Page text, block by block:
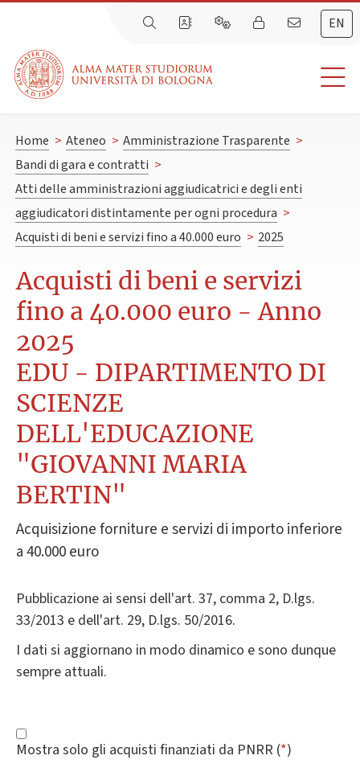
EN
Home > Ateneo > Amministrazione Trasparente >
Bandi di gara e contratti >
Atti delle amministrazioni aggiudicatrici e degli enti
aggiudicatori distintamente per ogni procedura >
Acquisti di beni e servizi fino a 40.000 euro > 2025
Acquisti di beni e servizi
fino a 40.000 euro - Anno
2025
EDU - DIPARTIMENTO DI
SCIENZE
DELL'EDUCAZIONE
"GIOVANNI MARIA
BERTIN"
Acquisizione forniture e servizi di importo inferiore
a 40.000 euro
Pubblicazione ai sensi dell'art. 37, comma 2, D.lgs.
33/2013 e dell'art. 29, D.lgs. 50/2016.
I dati si aggiornano in modo dinamico e sono dunque
sempre attuali.
Mostra solo gli acquisti finanziati da PNRR (*)